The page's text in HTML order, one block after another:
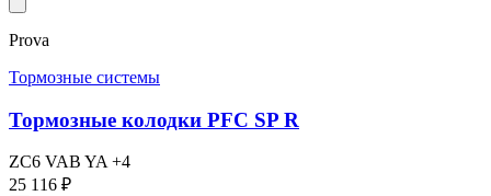
Prova
Тормозные системы
Тормозные колодки PFC SP R
ZC6 VAB YA +4
25 116 ₽